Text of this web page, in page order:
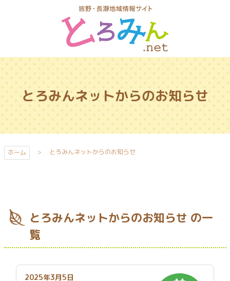
ツ
本
文
へ
ス
キ
ッ
とろみんネッ
ト
とろみんネットからのお知らせ
ホーム とろみんネットからのお知らせ
とろみんネットからのお知らせ の一
覧
2025年3月5日